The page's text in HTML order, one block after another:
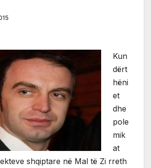
Kun
dërt
hëni
et
dhe
pole
mik
at
shqiptare në Mal të Zi rreth